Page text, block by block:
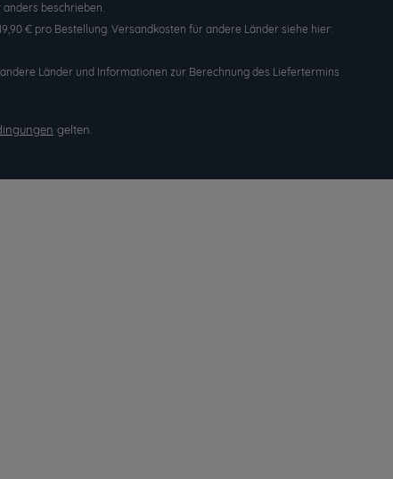
beschrieben.
€ pro Bestellung. Versandkosten für andere Länder siehe hier:
Länder und Informationen zur Berechnung des Liefertermins
gelten.